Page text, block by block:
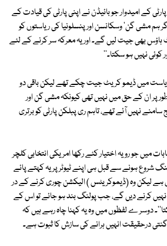
کے امیدوار جو بائیڈن نے اپنی پارٹی کی قیادت کے
ہم مشی گن' وسکانسن اور پنسلونیا کی ریاستوں کو
ہاؤس بھی جیت لیں گے۔ اور یہ معرکہ سر کرنے کے لئے
کوئی نہیں ہو سکتا۔''
میں ڈیمو کریٹ جیت چکے تھے لیکن باقی دو
پر ان کے حق میں نہیں تھی کیونکہ مشی گن اور
سامنے نہیں آئے تھے، تاہم ری پبلکن پارٹی کو برتری
میں جو رویہ اختیار کئے رکھا امریکی انتخابی کلچر
شروع ہونے سے قبل ہی اپنے ٹیوٹر پر یہ کہتے پائے
لیکن وہ (ڈیموکریٹس ) الیکشن چوری کرنے کے در
نہیں کرنے دیں گے، جب پولنگ بند ہو جائے تو اس کے
دوسر ے لفظوں میں وہ یہ کہنا چاہ رہے ہیں کہ
درحقیقت انہیں ہرانے کی سازش کا ثبوت ہے۔